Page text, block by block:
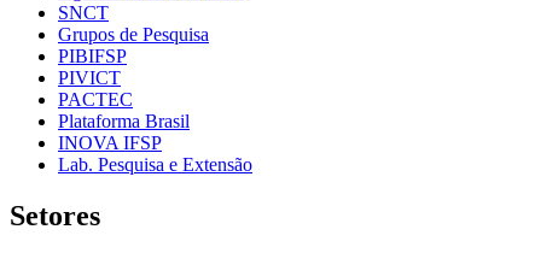
SNCT
Grupos de Pesquisa
PIBIFSP
PIVICT
PACTEC
Plataforma Brasil
INOVA IFSP
Lab. Pesquisa e Extensão
Setores